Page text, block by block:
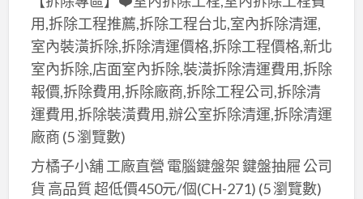
用,拆除工程推薦,拆除工程台北,室內拆除清運,
室內裝潢拆除,拆除清運價格,拆除工程價格,新北
室內拆除,店面室內拆除,裝潢拆除清運費用,拆除
報價,拆除費用,拆除廠商,拆除工程公司,拆除清
運費用,拆除裝潢費用,辦公室拆除清運,拆除清運
廠商 (5 瀏覽數)
方橘子小舖 工廠直營 電腦鍵盤架 鍵盤抽屜 公司
貨 高品質 超低價450元/個(CH-271) (5 瀏覽數)